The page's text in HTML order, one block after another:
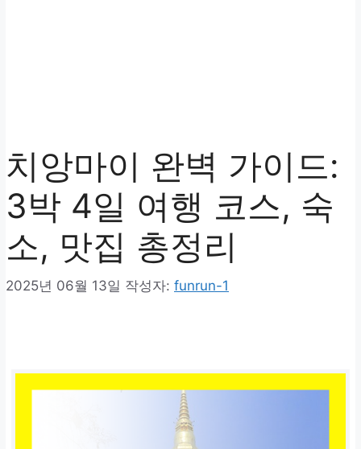
치앙마이 완벽 가이드:
3박 4일 여행 코스, 숙
소, 맛집 총정리
2025년 06월 13일 작성자: funrun-1